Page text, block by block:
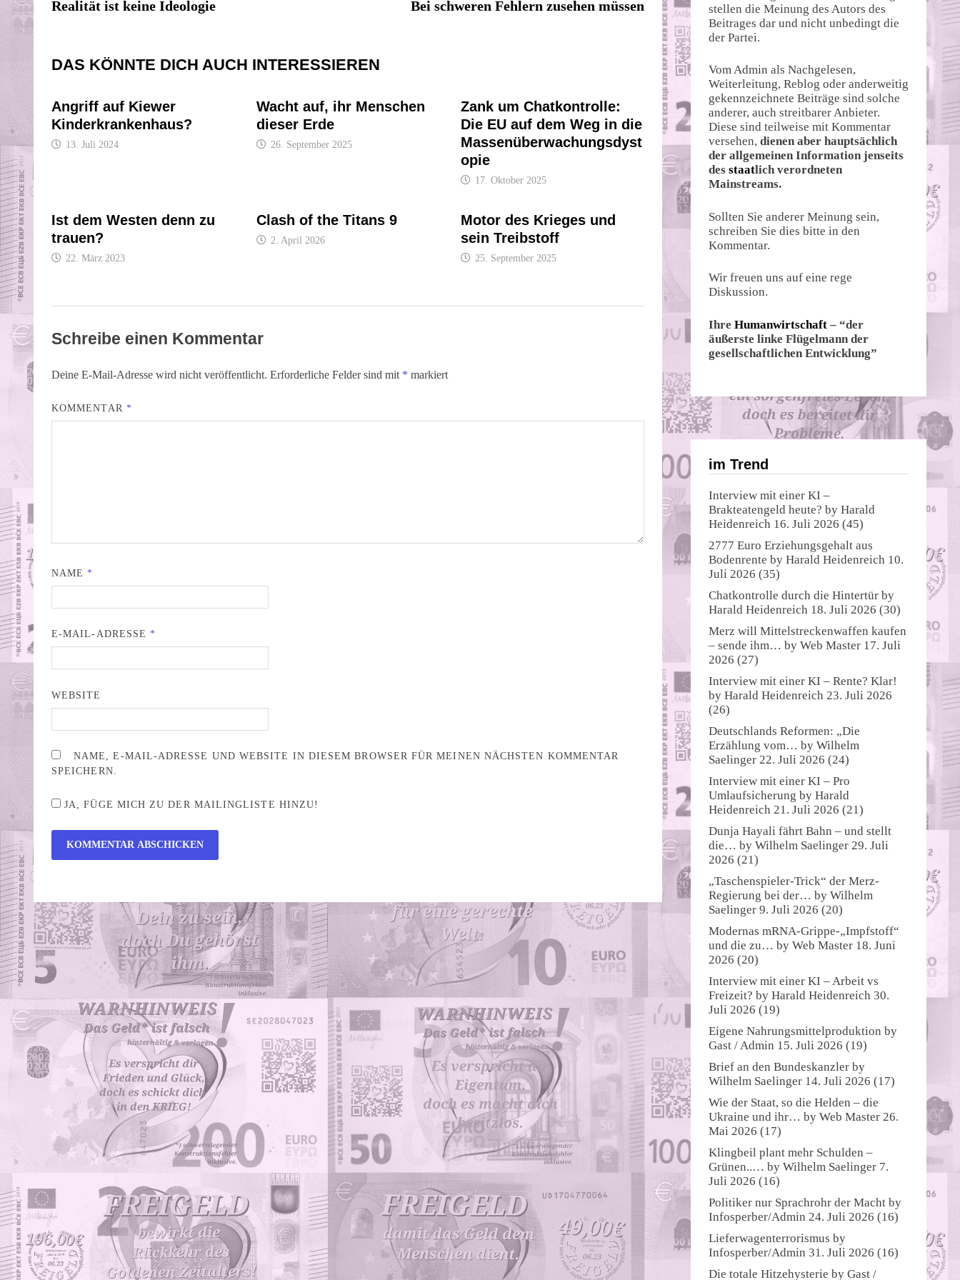
Beitrag:
Realität ist keine Ideologie
Beitrag:
Bei schweren Fehlern zusehen müssen
DAS KÖNNTE DICH AUCH INTERESSIEREN
Angriff auf Kiewer
Kinderkrankenhaus?
13. Juli 2024
Wacht auf, ihr Menschen
dieser Erde
26. September 2025
Zank um Chatkontrolle:
Die EU auf dem Weg in die
Massenüberwachungsdyst
opie
17. Oktober 2025
Ist dem Westen denn zu
trauen?
22. März 2023
Clash of the Titans 9
2. April 2026
Motor des Krieges und
sein Treibstoff
25. September 2025
Schreibe einen Kommentar
Deine E-Mail-Adresse wird nicht veröffentlicht. Erforderliche Felder sind mit * markiert
KOMMENTAR *
NAME *
E-MAIL-ADRESSE *
WEBSITE
NAME, E-MAIL-ADRESSE UND WEBSITE IN DIESEM BROWSER FÜR MEINEN NÄCHSTEN KOMMENTAR
SPEICHERN.
JA, FÜGE MICH ZU DER MAILINGLISTE HINZU!
stellen die Meinung des Autors des
Beitrages dar und nicht unbedingt die
der Partei.
Vom Admin als Nachgelesen,
Weiterleitung, Reblog oder anderweitig
gekennzeichnete Beiträge sind solche
anderer, auch streitbarer Anbieter.
Diese sind teilweise mit Kommentar
versehen, dienen aber hauptsächlich
der allgemeinen Information jenseits
des staatlich verordneten
Mainstreams.
Sollten Sie anderer Meinung sein,
schreiben Sie dies bitte in den
Kommentar.
Wir freuen uns auf eine rege
Diskussion.
Ihre Humanwirtschaft – “der
äußerste linke Flügelmann der
gesellschaftlichen Entwicklung”
im Trend
Interview mit einer KI –
Brakteatengeld heute? by Harald
Heidenreich 16. Juli 2026 (45)
2777 Euro Erziehungsgehalt aus
Bodenrente by Harald Heidenreich 10.
Juli 2026 (35)
Chatkontrolle durch die Hintertür by
Harald Heidenreich 18. Juli 2026 (30)
Merz will Mittelstreckenwaffen kaufen
– sende ihm… by Web Master 17. Juli
2026 (27)
Interview mit einer KI – Rente? Klar!
by Harald Heidenreich 23. Juli 2026
(26)
Deutschlands Reformen: „Die
Erzählung vom… by Wilhelm
Saelinger 22. Juli 2026 (24)
Interview mit einer KI – Pro
Umlaufsicherung by Harald
Heidenreich 21. Juli 2026 (21)
Dunja Hayali fährt Bahn – und stellt
die… by Wilhelm Saelinger 29. Juli
2026 (21)
„Taschenspieler-Trick“ der Merz-
Regierung bei der… by Wilhelm
Saelinger 9. Juli 2026 (20)
Modernas mRNA-Grippe-„Impfstoff“
und die zu… by Web Master 18. Juni
2026 (20)
Interview mit einer KI – Arbeit vs
Freizeit? by Harald Heidenreich 30.
Juli 2026 (19)
Eigene Nahrungsmittelproduktion by
Gast / Admin 15. Juli 2026 (19)
Brief an den Bundeskanzler by
Wilhelm Saelinger 14. Juli 2026 (17)
Wie der Staat, so die Helden – die
Ukraine und ihr… by Web Master 26.
Mai 2026 (17)
Klingbeil plant mehr Schulden –
Grünen..… by Wilhelm Saelinger 7.
Juli 2026 (16)
Politiker nur Sprachrohr der Macht by
Infosperber/Admin 24. Juli 2026 (16)
Lieferwagenterrorismus by
Infosperber/Admin 31. Juli 2026 (16)
Die totale Hitzehysterie by Gast /